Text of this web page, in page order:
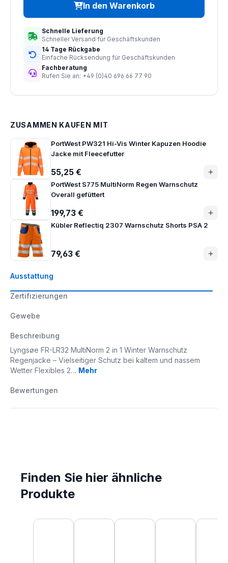
Ausstattung
Zertifizierungen
Gewebe
Beschreibung
Lyngsøe FR-LR32 MultiNorm 2 in 1 Winter Warnschutz
Regenjacke – Vielseitiger Schutz bei kaltem und nassem
Wetter Flexibles 2… Mehr
Bewertungen
In den Warenkorb
Schnelle Lieferung
Schneller Versand für Geschäftskunden
14 Tage Rückgabe
Einfache Rücksendung für Geschäftskunden
Fachberatung
Rufen Sie an: +49 (0)40 696 66 77 90
ZUSAMMEN KAUFEN MIT
PortWest PW321 Hi-Vis Winter Kapuzen Hoodie
Jacke mit Fleecefutter
55,25 €
PortWest S775 MultiNorm Regen Warnschutz
Overall gefüttert
199,73 €
Kübler Reflectiq 2307 Warnschutz Shorts PSA 2
79,63 €
Finden Sie hier ähnliche
Produkte
Produktgalerie überspringen